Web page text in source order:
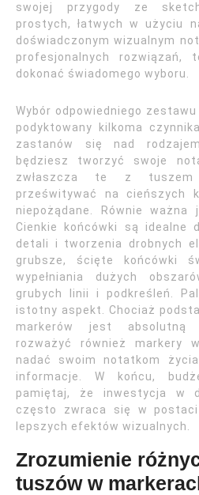
swojej przygody ze
prostych, łatwych w użyciu
doświadczonym wizualnym
profesjonalnych rozwiązań,
dokonać świadomego wyboru.
Wybór odpowiedniego
podyktowany kilkoma
zastanów się nad
będziesz tworzyć swoje
zwłaszcza te z tuszem
prześwitywać na cieńszych
niepożądane. Równie ważna
Cienkie końcówki są idealne
detali i tworzenia drobnych
grubsze, ścięte końcówki
wypełniania dużych
grubych linii i podkreśleń.
istotny aspekt. Chociaż
markerów jest absolutną
rozważyć również markery
nadać swoim notatkom
informacje. W końcu,
pamiętaj, że inwestycja w
często zwraca się w
lepszych efektów wizualnych.
Zrozumienie
tuszów w